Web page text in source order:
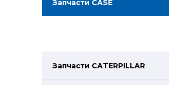
Запчасти CASE
Запчасти CATERPILLAR